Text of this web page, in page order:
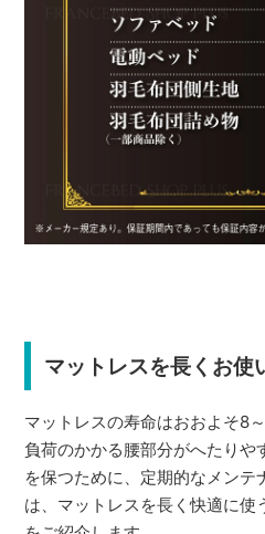
マットレスを長くお使
マットレスの寿命はおおよそ8
負荷のかかる腰部分がへたりや
を保つために、定期的なメン
は、マットレスを長く快適に使